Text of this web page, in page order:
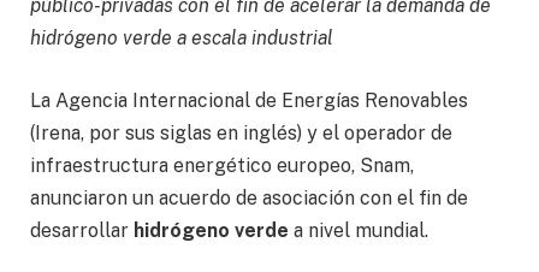
público-privadas con el fin de acelerar la demanda de
hidrógeno verde a escala industrial
La Agencia Internacional de Energías Renovables
(Irena, por sus siglas en inglés) y el operador de
infraestructura energético europeo, Snam,
anunciaron un acuerdo de asociación con el fin de
desarrollar hidrógeno verde a nivel mundial.